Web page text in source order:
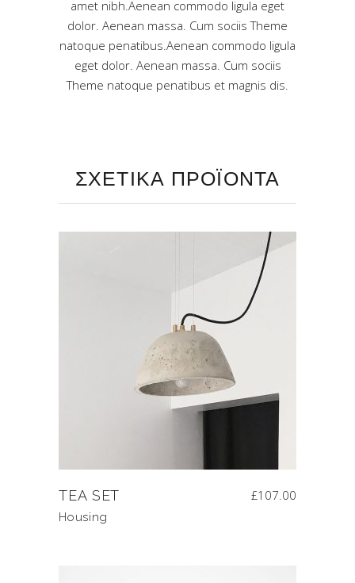
amet nibh.Aenean commodo ligula eget
dolor. Aenean massa. Cum sociis Theme
natoque penatibus.Aenean commodo ligula
eget dolor. Aenean massa. Cum sociis
Theme natoque penatibus et magnis dis.
ΣΧΕΤΙΚΑ ΠΡΟΪΟΝΤΑ
TEA SET £107.00
Housing